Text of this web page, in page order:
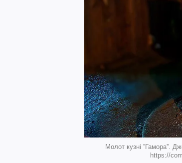
Молот кузні ''Гамора''.
https://